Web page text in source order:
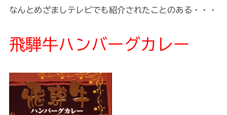
なんとめざましテレビでも紹介されたことのある・・・
飛騨牛ハンバーグカレー